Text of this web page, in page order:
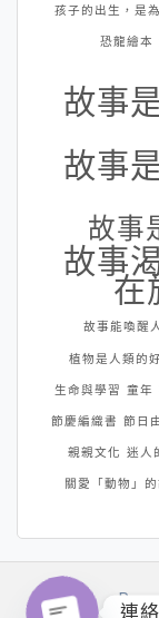
孩子的出生，是
恐龍繪本
故事
故事
故事
故事
在
故事能喚醒
植物是人類的
生命與學習 童年
節慶編織書 節日
親親文化 迷人
關愛「動物」的
連